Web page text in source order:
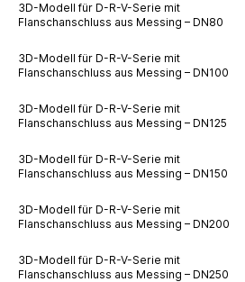
3D-Modell für D-R-V-Serie mit
Flanschanschluss aus Messing – DN80
3D-Modell für D-R-V-Serie mit
Flanschanschluss aus Messing – DN100
3D-Modell für D-R-V-Serie mit
Flanschanschluss aus Messing – DN125
3D-Modell für D-R-V-Serie mit
Flanschanschluss aus Messing – DN150
3D-Modell für D-R-V-Serie mit
Flanschanschluss aus Messing – DN200
3D-Modell für D-R-V-Serie mit
Flanschanschluss aus Messing – DN250